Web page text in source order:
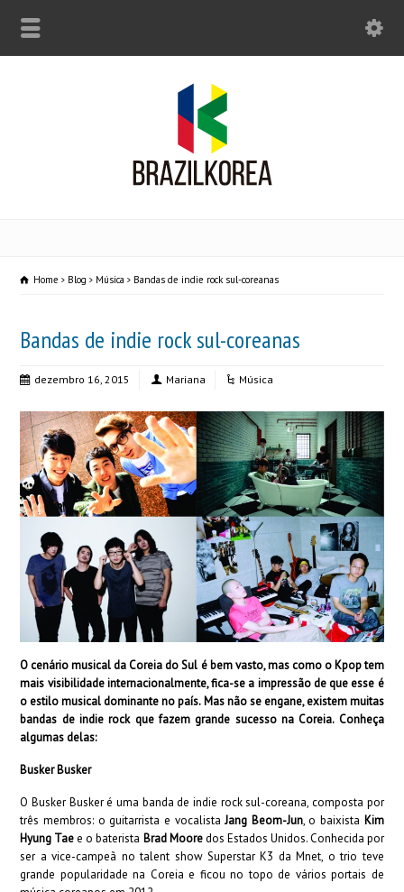
Home Blog Música Bandas de indie rock sul-coreanas
Bandas de indie rock sul-coreanas
dezembro 16, 2015 Mariana Música
O cenário musical da Coreia do Sul é bem vasto, mas como o Kpop tem
mais visibilidade internacionalmente, fica-se a impressão de que esse é
o estilo musical dominante no país. Mas não se engane, existem muitas
bandas de indie rock que fazem grande sucesso na Coreia. Conheça
algumas delas:
Busker Busker
O Busker Busker é uma banda de indie rock sul-coreana, composta por
três membros: o guitarrista e vocalistaJang Beom-Jun, o baixista Kim
Hyung Taee o baterista Brad Mooredos Estados Unidos. Conhecida por
ser a vice-campeã no talent show Superstar K3 da Mnet, o trio teve
grande popularidade na Coreia e ficou no topo de vários portais de